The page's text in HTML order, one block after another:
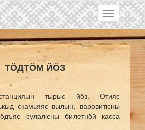
Toggle
navigation
ТӦДТӦМ ЙӦЗ
тырыс йӧз. Ӧтияс
скамьяяс вылын, варовитісны
сулалісны билетнӧй касса